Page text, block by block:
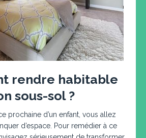
rendre habitable
sous-sol ?
prochaine d’un enfant, vous allez
d’espace. Pour remédier à ce